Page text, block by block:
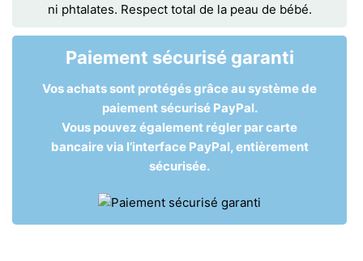
ni phtalates. Respect total de la peau de bébé.
Paiement sécurisé garanti
Vos achats sont protégés grâce au système de
paiement sécurisé PayPal.
Vous pouvez également régler par carte
bancaire via l’interface PayPal, entièrement
sécurisée.